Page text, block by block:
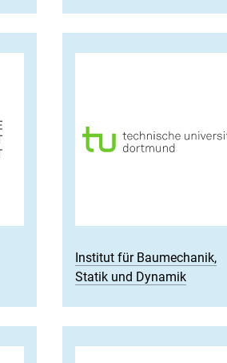
Institut für Baumechanik,
Statik und Dynamik